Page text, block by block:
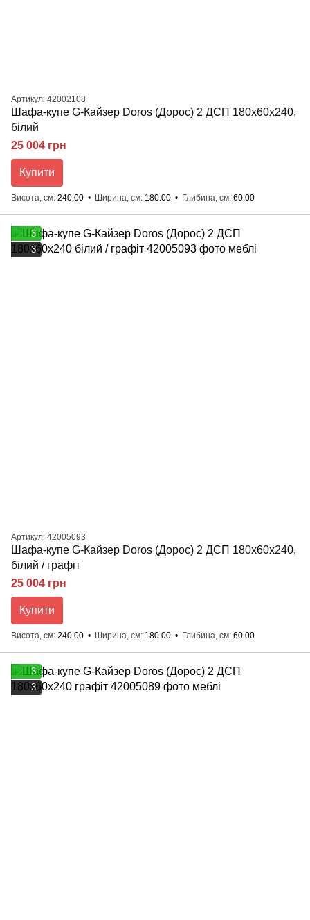
Артикул: 42002108
Шафа-купе G-Кайзер Doros (Дорос) 2 ДСП 180х60х240,
білий
25 004 грн
Купити
Висота, см 240.00 Ширина, см 180.00 Глибина, см 60.00
3
3
Артикул: 42005093
Шафа-купе G-Кайзер Doros (Дорос) 2 ДСП 180х60х240,
білий / графіт
25 004 грн
Купити
Висота, см 240.00 Ширина, см 180.00 Глибина, см 60.00
3
3